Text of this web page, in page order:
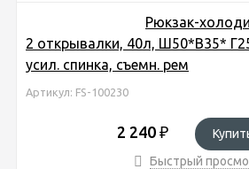
Рюкзак-
2 открывалки, 40л, Ш50*В35*
усил. спинка, съемн. рем
Артикул: FS-100230
2 240 ₽
Быстрый